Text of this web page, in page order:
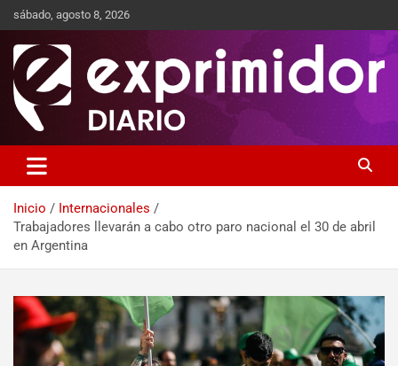
sábado, agosto 8, 2026
Exprimidor media
Inicio
Internacionales
Trabajadores llevarán a cabo otro paro nacional el 30 de abril
en Argentina